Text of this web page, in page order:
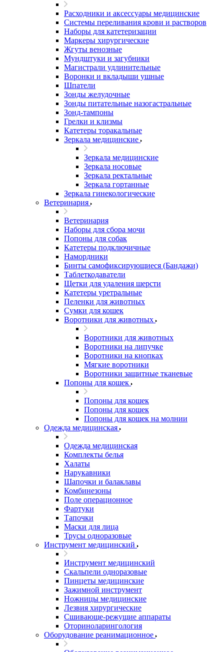
Расходники и аксессуары медицинские
Системы переливания крови и растворов
Наборы для катетеризации
Маркеры хирургические
Жгуты венозные
Мундштуки и загубники
Магистрали удлинительные
Воронки и вкладыши ушные
Шпатели
Зонды желудочные
Зонды питательные назогастральные
Зонд-тампоны
Грелки и клизмы
Катетеры торакальные
Зеркала медицинские
Зеркала медицинские
Зеркала носовые
Зеркала ректальные
Зеркала гортанные
Зеркала гинекологические
Ветеринария
Ветеринария
Наборы для сбора мочи
Попоны для собак
Катетеры подключичные
Намордники
Бинты самофиксирующиеся (Бандажи)
Таблеткодаватели
Щетки для удаления шерсти
Катетеры уретральные
Пеленки для животных
Сумки для кошек
Воротники для животных
Воротники для животных
Воротники на липучке
Воротники на кнопках
Мягкие воротники
Воротники защитные тканевые
Попоны для кошек
Попоны для кошек
Попоны для кошек
Попоны для кошек на молнии
Одежда медицинская
Одежда медицинская
Комплекты белья
Халаты
Нарукавники
Шапочки и балаклавы
Комбинезоны
Поле операционное
Фартуки
Тапочки
Маски для лица
Трусы одноразовые
Инструмент медицинский
Инструмент медицинский
Скальпели одноразовые
Пинцеты медицинские
Зажимной инструмент
Ножницы медицинские
Лезвия хирургические
Сшивающе-режущие аппараты
Оториноларингология
Оборудование реанимационное